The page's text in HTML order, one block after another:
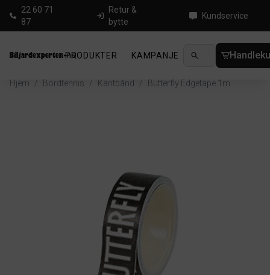
22 60 71
87
Retur &
bytte
Kundservice
PRODUKTER KAMPANJE NYHETER
Hjem / Bordtennis / Kantbånd / Butterfly Edgetape 1m